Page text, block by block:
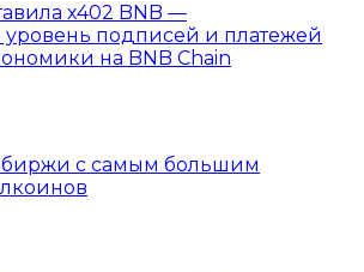
x402 BNB —
подписей и платежей
на BNB Chain
биржи с самым большим